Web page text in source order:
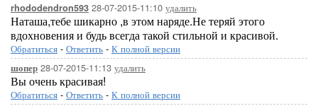
rhododendron593 28-07-2015-11:10 удалить
Наташа,тебе шикарно ,в этом наряде.Не теряй этого
вдохновения и будь всегда такой стильной и красивой.
Обратиться - Ответить - К полной версии
шопер 28-07-2015-11:13 удалить
Вы очень красивая!
Обратиться - Ответить - К полной версии